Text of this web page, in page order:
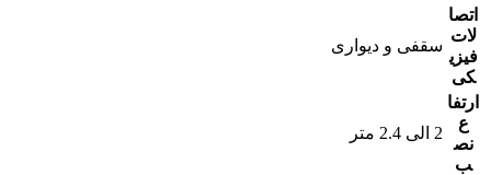
اتصا
لات
فیزی
کی
سقفی و دیواری
ارتفا
ع
نص
ب
2 الی 2.4 متر